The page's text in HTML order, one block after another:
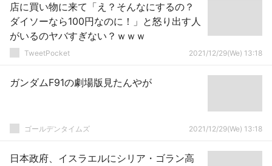
店に買い物に来て「え？そんなにするの？
ダイソーなら100円なのに！」と怒り出す人
がいるのヤバすぎない？ｗｗｗ
TweetPocket 2021/12/29(We) 13:18
ガンダムF91の劇場版見たんやが
ゴールデンタイムズ 2021/12/29(We) 13:18
日本政府、イスラエルにシリア・ゴラン高